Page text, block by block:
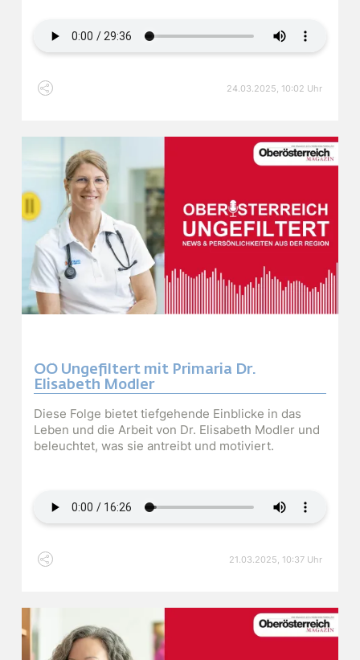
24.03.2025, 10:02 Uhr
OÖ Ungefiltert mit Primaria Dr.
Elisabeth Modler
Diese Folge bietet tiefgehende Einblicke in das
Leben und die Arbeit von Dr. Elisabeth Modler und
beleuchtet, was sie antreibt und motiviert.
21.03.2025, 10:37 Uhr